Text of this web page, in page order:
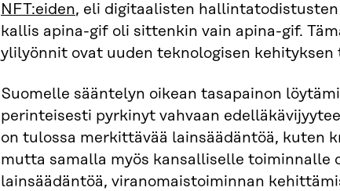
NFT:eiden, eli digitaalisten
kallis apina-gif oli sittenkin vain apina-gif.
ylilyönnit ovat uuden teknologisen kehityksen
Suomelle sääntelyn oikean tasapainon
perinteisesti pyrkinyt vahvaan
on tulossa merkittävää lainsäädäntöä, kuten
mutta samalla myös kansalliselle toiminnalle
lainsäädäntöä, viranomaistoiminnan